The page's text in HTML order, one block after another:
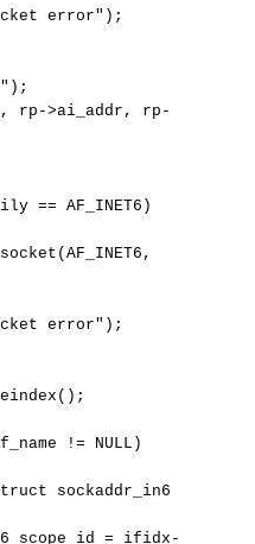
error");
rp-
AF_INET6)
error");
!= NULL)
= ifidx-